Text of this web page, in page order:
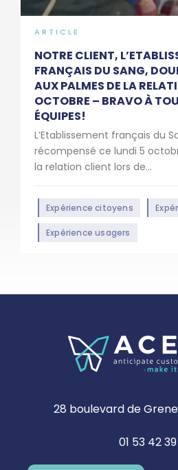
ARTICLE
NOTRE CLIENT,
FRANÇAIS DU SANG,
AUX PALMES DE LA
OCTOBRE – BRAVO À
ÉQUIPES!
L’Etablissement français du
récompensé ce lundi 5
la relation client lors de...
Expérience citoyens
Expérience usagers
28 boulevard de
01 53 42 39